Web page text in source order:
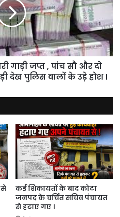
गाड़ी जप्त , पांच सौ और दो
देख पुलिस वालों के उड़े होश ।
से
कई शिकायतों के बाद कोटा
जनपद के चर्चित सचिव पंचायत
से हटाए गए ।